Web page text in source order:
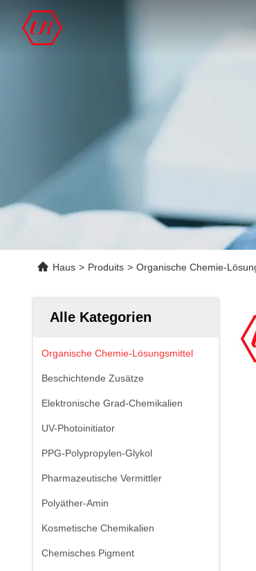
Haus > Produits > Organische Chemie-
Alle Kategorien
Organische Chemie-Lösungsmittel
Beschichtende Zusätze
Elektronische Grad-Chemikalien
UV-Photoinitiator
PPG-Polypropylen-Glykol
Pharmazeutische Vermittler
Polyäther-Amin
Kosmetische Chemikalien
Chemisches Pigment